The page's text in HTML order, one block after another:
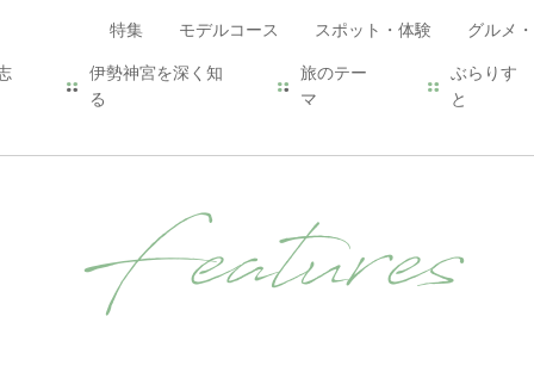
特集 モデルコース スポット・体験 グルメ
伊勢神宮を深く知
る
旅のテー
マ
ぶらりす
と
Features